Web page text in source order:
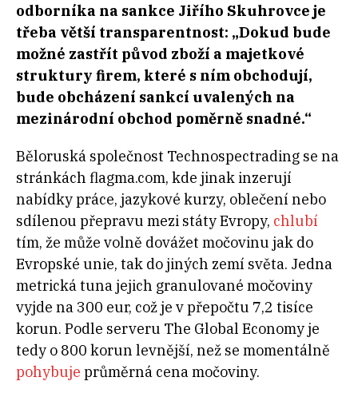
odborníka na sankce Jiřího Skuhrovce je
třeba větší transparentnost: „Dokud bude
možné zastřít původ zboží a majetkové
struktury firem, které s ním obchodují,
bude obcházení sankcí uvalených na
mezinárodní obchod poměrně snadné.“
Běloruská společnost Technospectrading se na
stránkách flagma.com, kde jinak inzerují
nabídky práce, jazykové kurzy, oblečení nebo
sdílenou přepravu mezi státy Evropy, chlubí
tím, že může volně dovážet močovinu jak do
Evropské unie, tak do jiných zemí světa. Jedna
metrická tuna jejich granulované močoviny
vyjde na 300 eur, což je v přepočtu 7,2 tisíce
korun. Podle serveru The Global Economy je
tedy o 800 korun levnější, než se momentálně
pohybuje průměrná cena močoviny.